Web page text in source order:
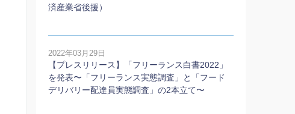
済産業省後援）
2022年03月29日
【プレスリリース】「フリーランス白書2022」
を発表〜「フリーランス実態調査」と「フード
デリバリー配達員実態調査」の2本⽴て〜